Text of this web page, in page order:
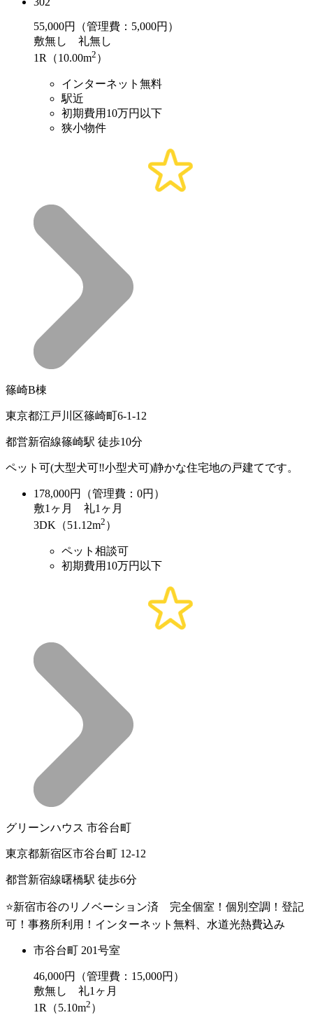
55,000円（管理費：5,000円）
敷無し 礼無し
1R（10.00m2 ）
インターネット無料
駅近
初期費用10万円以下
狭小物件
篠崎B棟
東京都江戸川区篠崎町6-1-12
都営新宿線篠崎駅 徒歩10分
ペット可(大型犬可‼️小型犬可)静かな住宅地の戸建てです。
178,000円（管理費：0円）
敷1ヶ月 礼1ヶ月
3DK（51.12m2 ）
ペット相談可
初期費用10万円以下
グリーンハウス 市谷台町
東京都新宿区市谷台町 12-12
都営新宿線曙橋駅 徒歩6分
⭐新宿市谷のリノベーション済 完全個室！個別空調！登記
可！事務所利用！インターネット無料、水道光熱費込み
市谷台町 201号室
46,000円（管理費：15,000円）
敷無し 礼1ヶ月
1R（5.10m2 ）